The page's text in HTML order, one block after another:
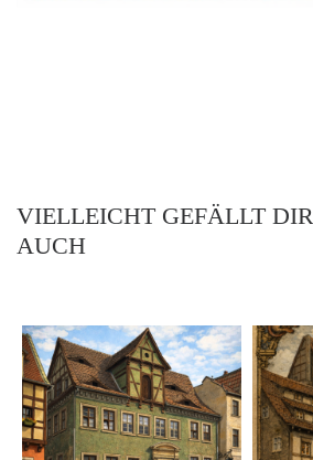
VIELLEICHT GEFÄLLT DIR
AUCH